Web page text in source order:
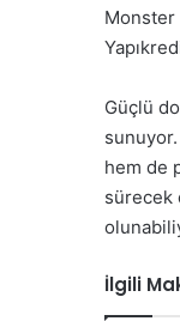
Monster
Güçlü
hem de
sürecek
İlgili